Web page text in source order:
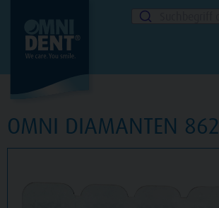
OMNI DIAMANTEN 862